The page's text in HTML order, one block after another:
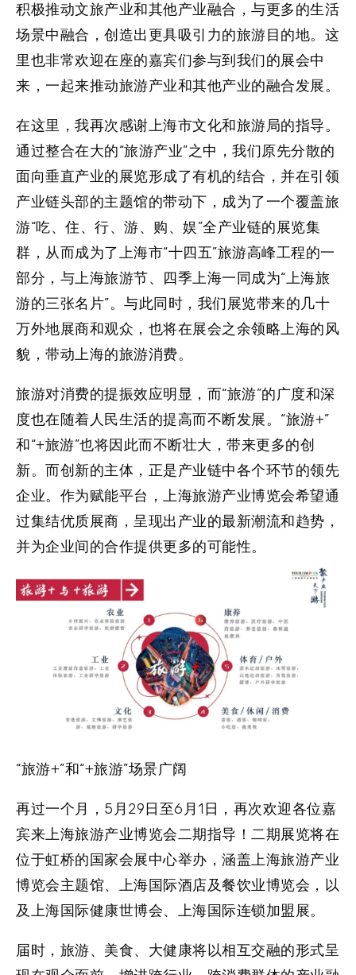
积极推动文旅产业和其他产业融合，与更多的生活
场景中融合，创造出更具吸引力的旅游目的地。这
里也非常欢迎在座的嘉宾们参与到我们的展会中
来，一起来推动旅游产业和其他产业的融合发展。
在这里，我再次感谢上海市文化和旅游局的指导。
通过整合在大的“旅游产业”之中，我们原先分散的
面向垂直产业的展览形成了有机的结合，并在引领
产业链头部的主题馆的带动下，成为了一个覆盖旅
游“吃、住、行、游、购、娱”全产业链的展览集
群，从而成为了上海市“十四五”旅游高峰工程的一
部分，与上海旅游节、四季上海一同成为“上海旅
游的三张名片”。与此同时，我们展览带来的几十
万外地展商和观众，也将在展会之余领略上海的风
貌，带动上海的旅游消费。
旅游对消费的提振效应明显，而“旅游”的广度和深
度也在随着人民生活的提高而不断发展。“旅游+”
和“+旅游”也将因此而不断壮大，带来更多的创
新。而创新的主体，正是产业链中各个环节的领先
企业。作为赋能平台，上海旅游产业博览会希望通
过集结优质展商，呈现出产业的最新潮流和趋势，
并为企业间的合作提供更多的可能性。
“旅游+”和“+旅游”场景广阔
再过一个月，5月29日至6月1日，再次欢迎各位嘉
宾来上海旅游产业博览会二期指导！二期展览将在
位于虹桥的国家会展中心举办，涵盖上海旅游产业
博览会主题馆、上海国际酒店及餐饮业博览会，以
及上海国际健康世博会、上海国际连锁加盟展。
届时，旅游、美食、大健康将以相互交融的形式呈